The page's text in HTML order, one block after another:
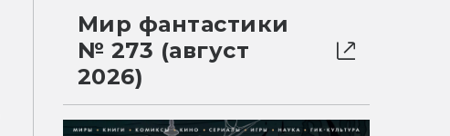
Мир фантастики
№ 273 (август
2026)